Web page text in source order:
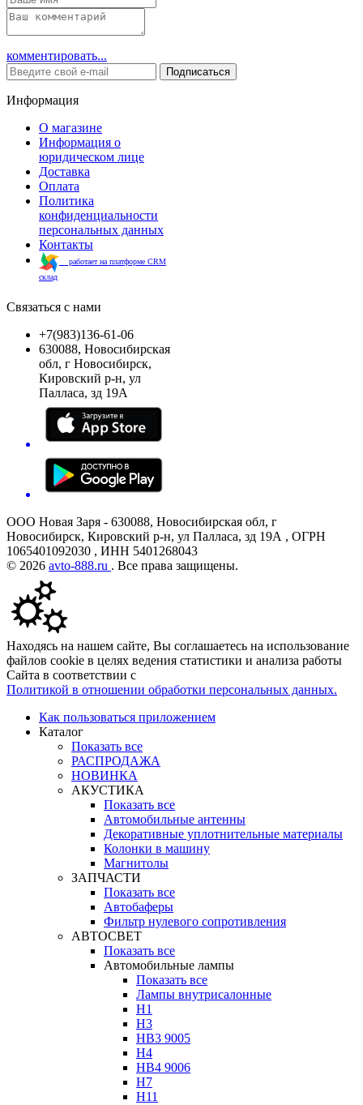
комментировать...
Подписаться
Информация
О магазине
Информация о
юридическом лице
Доставка
Оплата
Политика
конфиденциальности
персональных данных
Контакты
работает на платформе CRM
склад
Связаться с нами
+7(983)136-61-06
630088, Новосибирская
обл, г Новосибирск,
Кировский р-н, ул
Палласа, зд 19А
ООО Новая Заря - 630088, Новосибирская обл, г
Новосибирск, Кировский р-н, ул Палласа, зд 19А , ОГРН
1065401092030 , ИНН 5401268043
© 2026 avto-888.ru . Все права защищены.
Находясь на нашем сайте, Вы соглашаетесь на использование
файлов cookie в целях ведения статистики и анализа работы
Сайта в соответствии с
Политикой в отношении обработки персональных данных.
Как пользоваться приложением
Каталог
Показать все
РАСПРОДАЖА
НОВИНКА
АКУСТИКА
Показать все
Автомобильные антенны
Декоративные уплотнительные материалы
Колонки в машину
Магнитолы
ЗАПЧАСТИ
Показать все
Автобаферы
Фильтр нулевого сопротивления
АВТОСВЕТ
Показать все
Автомобильные лампы
Показать все
Лампы внутрисалонные
H1
H3
HB3 9005
H4
HB4 9006
H7
H11